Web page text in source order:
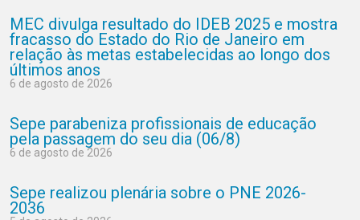
MEC divulga resultado do IDEB 2025 e mostra
fracasso do Estado do Rio de Janeiro em
relação às metas estabelecidas ao longo dos
últimos anos
6 de agosto de 2026
Sepe parabeniza profissionais de educação
pela passagem do seu dia (06/8)
6 de agosto de 2026
Sepe realizou plenária sobre o PNE 2026-
2036